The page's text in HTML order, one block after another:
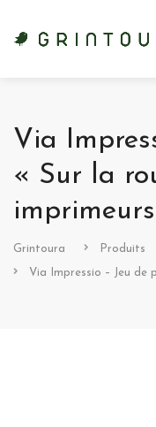
Via
« Sur la
Grintoura Produits
Via Impressio – Jeu de